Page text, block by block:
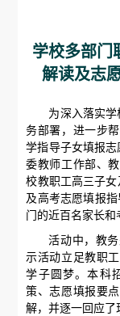
学校多部门
解读及志
为深入落实
务部署，进一步
学指导子女填报
委教师工作部、
校教职工高三子
及高考志愿填报
门的近百名家长和
活动中，教
示活动立足教职
学子圆梦。本科
策、志愿填报要
解，并逐一回应了